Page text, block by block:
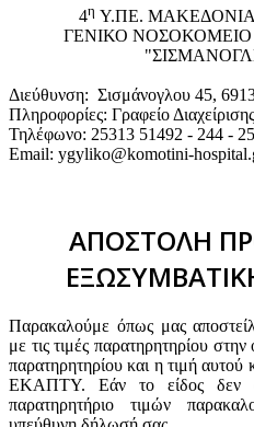
4η Υ.ΠΕ.
ΓΕΝΙΚΟ
Διεύθυνση: Σισμάνογλου 45,
Πληροφορίες: Γραφείο
Τηλέφωνο: 25313 51492 - 244 -
Email: ygyliko@komotini-
ΑΠΟΣΤΟΛΗ
Παρακαλούμε όπως μας
με τις τιμές παρατηρητηρίου
παρατηρητηρίου και η τιμή
ΕΚΑΠΤΥ. Εάν το είδος δεν
παρατηρητήριο τιμών